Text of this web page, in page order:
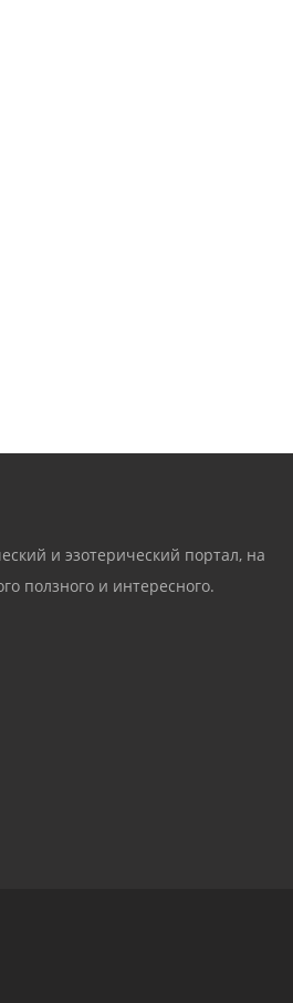
и эзотерический портал, на
ползного и интересного.